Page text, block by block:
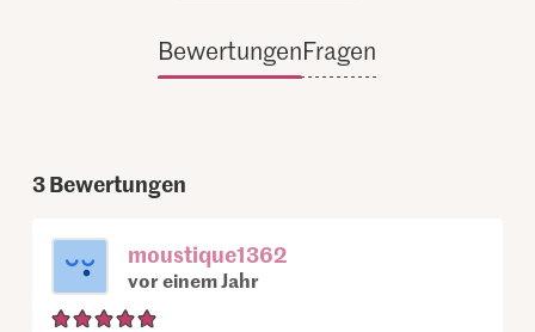
BewertungenFragen
3Bewertungen
moustique1362
vor einem Jahr